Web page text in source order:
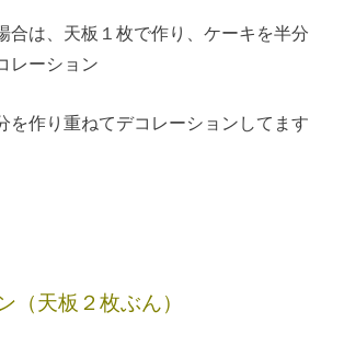
合は、天板１枚で作り、ケーキを半分
レーション
を作り重ねてデコレーションしてます
（天板２枚ぶん）